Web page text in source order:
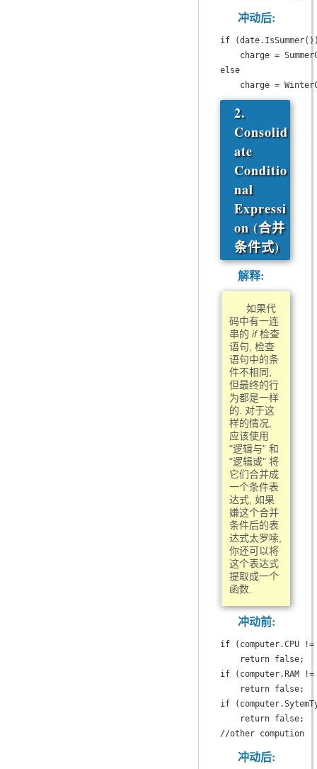
冲动后:
if
charge =
else
charge =
2.
Consolid
ate
Conditio
nal
Expressi
on (合并
条件式)
解释:
如果代
码中有一连
串的 if检查
语句, 检查
语句中的条
件不相同,
但最终的行
为都是一样
的. 对于这
样的情况,
应该使用
"逻辑与" 和
"逻辑或" 将
它们合并成
一个条件表
达式, 如果
嫌这个合并
条件后的表
达式太罗嗦,
你还可以将
这个表达式
提取成一个
函数.
冲动前:
if (computer.CPU !=
    return false;
if (computer.RAM !=
    return false;
if
    return false;
//other compution
冲动后: